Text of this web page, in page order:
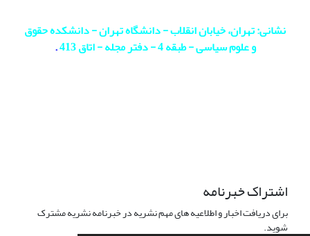
نشانی: تهران، خیابان انقلاب - دانشگاه تهران - دانشکده حقوق
و علوم سیاسی - طبقه 4 - دفتر مجله - اتاق 413
.
اشتراک خبرنامه
برای دریافت اخبار و اطلاعیه های مهم نشریه در خبرنامه نشریه مشترک
شوید.